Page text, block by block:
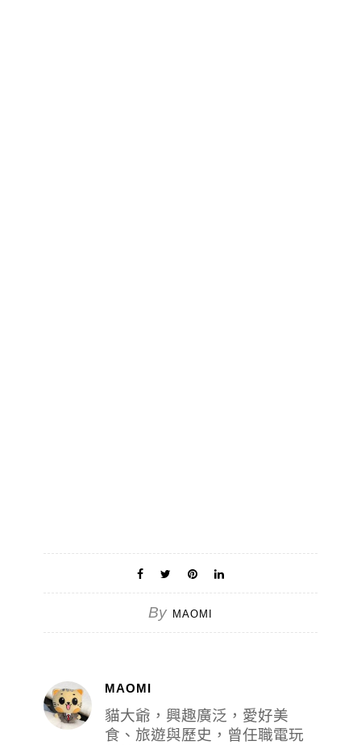
By MAOMI
MAOMI
貓大爺，興趣廣泛，愛好美
食、旅遊與歷史，曾任職電玩